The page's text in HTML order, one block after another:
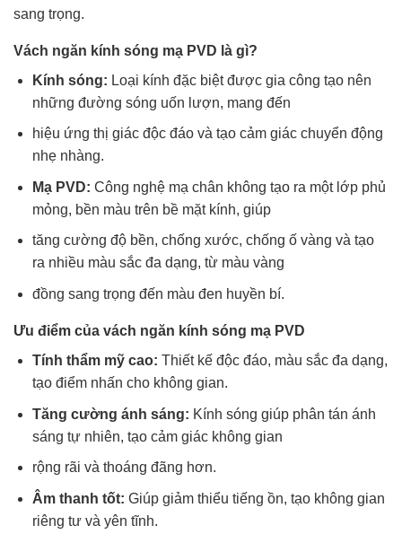
sang trọng.
Vách ngăn kính sóng mạ PVD là gì?
Kính sóng: Loại kính đặc biệt được gia công tạo nên
những đường sóng uốn lượn, mang đến
hiệu ứng thị giác độc đáo và tạo cảm giác chuyển động
nhẹ nhàng.
Mạ PVD: Công nghệ mạ chân không tạo ra một lớp phủ
mỏng, bền màu trên bề mặt kính, giúp
tăng cường độ bền, chống xước, chống ố vàng và tạo
ra nhiều màu sắc đa dạng, từ màu vàng
đồng sang trọng đến màu đen huyền bí.
Ưu điểm của vách ngăn kính sóng mạ PVD
Tính thẩm mỹ cao: Thiết kế độc đáo, màu sắc đa dạng,
tạo điểm nhấn cho không gian.
Tăng cường ánh sáng: Kính sóng giúp phân tán ánh
sáng tự nhiên, tạo cảm giác không gian
rộng rãi và thoáng đãng hơn.
Âm thanh tốt: Giúp giảm thiểu tiếng ồn, tạo không gian
riêng tư và yên tĩnh.